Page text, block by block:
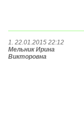
1. 22.01.2015 22:12
Мельник Ирина
Викторовна